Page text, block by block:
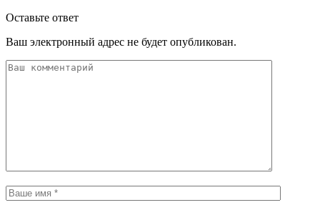
Оставьте ответ
Ваш электронный адрес не будет опубликован.